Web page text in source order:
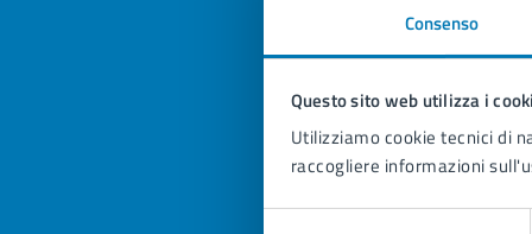
Consenso
Questo sito web utilizza i
Utilizziamo cookie tecnici di
raccogliere informazioni
Valuta